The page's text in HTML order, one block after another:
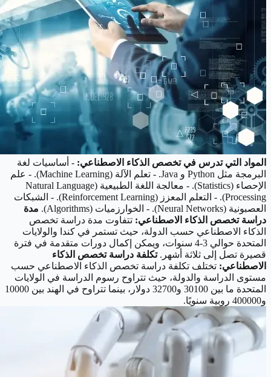
المواد التي تدرس في تخصص الذكاء الاصطناعي: - أساسيات لغة
البرمجة مثل Python و Java. - تعلم الآلة (Machine Learning). - علم
الإحصاء (Statistics). - معالجة اللغة الطبيعية (Natural Language
Processing). - التعلم المعزز (Reinforcement Learning). - الشبكات
العصبونية (Neural Networks). - الخوارزميات (Algorithms).
مدة
دراسة تخصص الذكاء الاصطناعي: تتفاوت مدة دراسة تخصص
الذكاء الاصطناعي حسب الدولة، حيث تستمر في كندا والولايات
المتحدة حوالي 3-4 سنوات، ويمكن إكمال دورات متقدمة في فترة
قصيرة تصل إلى ثلاثة أشهر.تكلفة دراسة تخصص الذكاء
الاصطناعي: تختلف تكلفة دراسة تخصص الذكاء الاصطناعي حسب
مستوى الدراسة والدولة، حيث تتراوح رسوم الدراسة في الولايات
المتحدة ما بين 30100 و32700 دولار، بينما تتراوح في الهند بين 10000
و400000 روبية سنويًا.